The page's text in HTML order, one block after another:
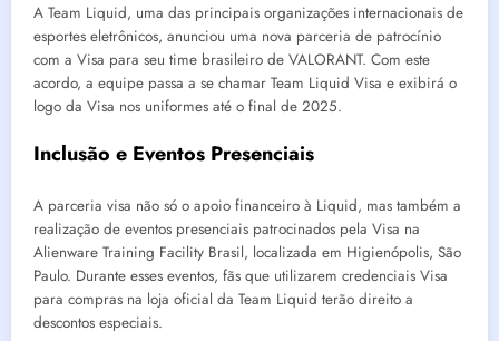
A Team Liquid, uma das principais organizações internacionais de
esportes eletrônicos, anunciou uma nova parceria de patrocínio
com a Visa para seu time brasileiro de VALORANT. Com este
acordo, a equipe passa a se chamar Team Liquid Visa e exibirá o
logo da Visa nos uniformes até o final de 2025.
Inclusão e Eventos Presenciais
A parceria visa não só o apoio financeiro à Liquid, mas também a
realização de eventos presenciais patrocinados pela Visa na
Alienware Training Facility Brasil, localizada em Higienópolis, São
Paulo. Durante esses eventos, fãs que utilizarem credenciais Visa
para compras na loja oficial da Team Liquid terão direito a
descontos especiais.